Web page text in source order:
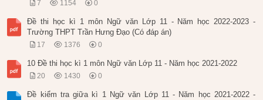
7 1154 0
Đề thi học kì 1 môn Ngữ văn Lớp 11 - Năm học 2022-2023 -
Trường THPT Trần Hưng Đạo (Có đáp án)
17 1376 0
10 Đề thi học kì 1 môn Ngữ văn Lớp 11 - Năm học 2021-2022
20 1430 0
Đề kiểm tra giữa kì 1 Ngữ văn Lớp 11 - Năm học 2021-2022 -